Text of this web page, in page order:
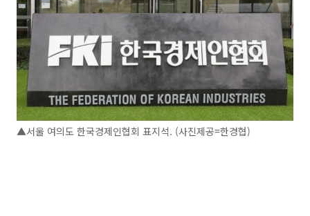
▲서울 여의도 한국경제인협회 표지석. (사진제공=한경협)